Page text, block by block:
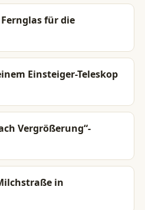
für die
Einsteiger-Teleskop
Vergrößerung“-
in